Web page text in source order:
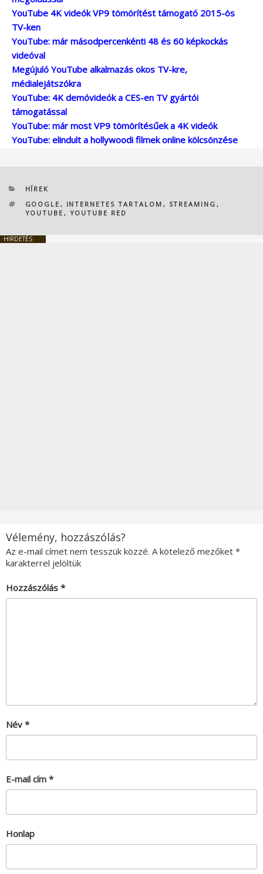
YouTube 4K videók VP9 tömörítést támogató 2015-ös
TV-ken
YouTube: már másodpercenkénti 48 és 60 képkockás
videóval
Megújuló YouTube alkalmazás okos TV-kre,
médialejátszókra
YouTube: 4K demóvideók a CES-en TV gyártói
támogatással
YouTube: már most VP9 tömörítésűek a 4K videók
YouTube: elindult a hollywoodi filmek online kölcsönzése
KATEGÓRIÁK
HÍREK
CÍMKÉK
GOOGLE , INTERNETES TARTALOM , STREAMING ,
YOUTUBE , YOUTUBE RED
HIRDETÉS
Vélemény, hozzászólás?
Az e-mail címet nem tesszük közzé. A kötelező mezőket *
karakterrel jelöltük
Hozzászólás *
Név *
E-mail cím *
Honlap